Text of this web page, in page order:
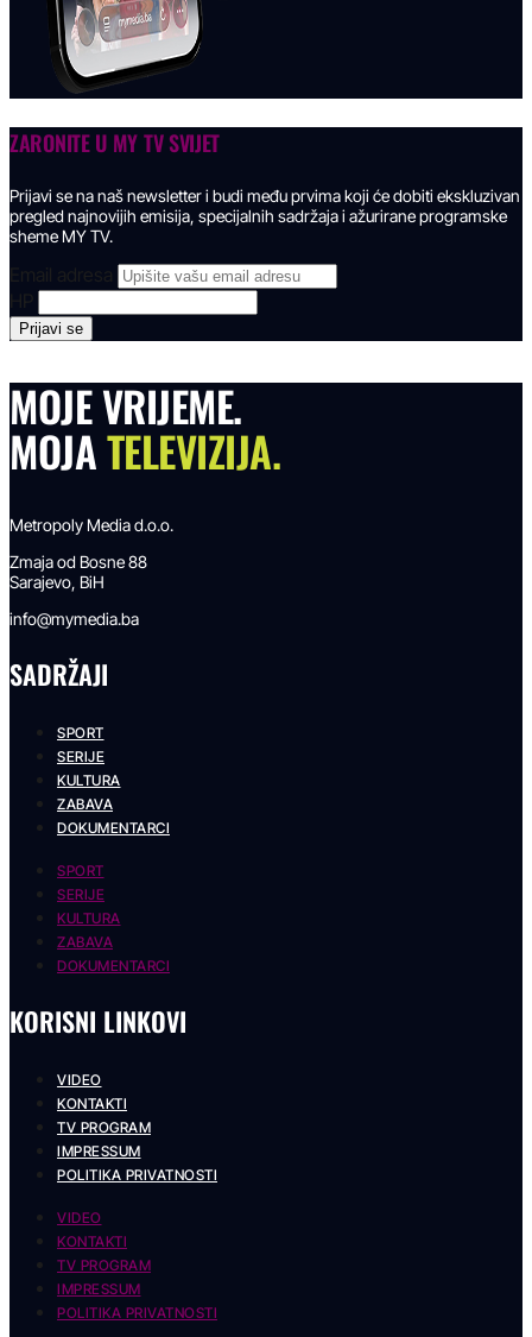
ZARONITE U MY TV SVIJET
Prijavi se na naš newsletter i budi među prvima koji će dobiti ekskluzivan
pregled najnovijih emisija, specijalnih sadržaja i ažurirane programske
sheme MY TV.
Email adresa
MOJE VRIJEME.
MOJATELEVIZIJA.
Metropoly Media d.o.o.
Zmaja od Bosne 88
Sarajevo, BiH
info@mymedia.ba
SADRŽAJI
SPORT
SERIJE
KULTURA
ZABAVA
DOKUMENTARCI
SPORT
SERIJE
KULTURA
ZABAVA
DOKUMENTARCI
KORISNI LINKOVI
VIDEO
KONTAKTI
TV PROGRAM
IMPRESSUM
POLITIKA PRIVATNOSTI
VIDEO
KONTAKTI
TV PROGRAM
IMPRESSUM
POLITIKA PRIVATNOSTI